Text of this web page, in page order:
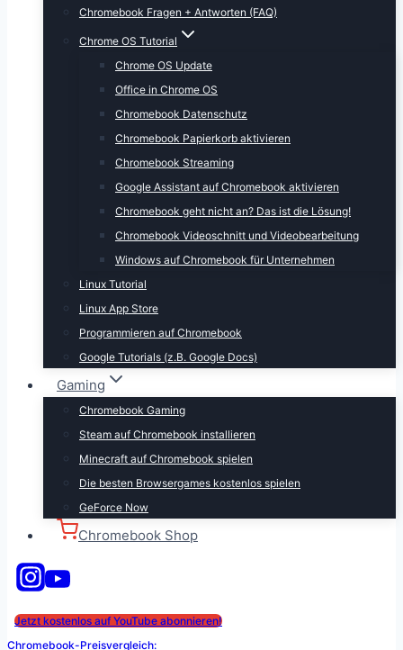
Chromebook Fragen + Antworten (FAQ)
Chrome OS Tutorial
Chrome OS Update
Office in Chrome OS
Chromebook Datenschutz
Chromebook Papierkorb aktivieren
Chromebook Streaming
Google Assistant auf Chromebook aktivieren
Chromebook geht nicht an? Das ist die Lösung!
Chromebook Videoschnitt und Videobearbeitung
Windows auf Chromebook für Unternehmen
Linux Tutorial
Linux App Store
Programmieren auf Chromebook
Google Tutorials (z.B. Google Docs)
Gaming
Chromebook Gaming
Steam auf Chromebook installieren
Minecraft auf Chromebook spielen
Die besten Browsergames kostenlos spielen
GeForce Now
Chromebook Shop
Jetzt kostenlos auf YouTube abonnieren!
Chromebook-Preisvergleich: